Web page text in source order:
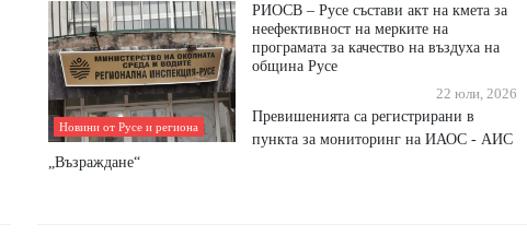
Новини от Русе и региона
РИОСВ – Русе състави акт на кмета за
неефективност на мерките на
програмата за качество на въздуха на
община Русе
22 юли, 2026
Превишенията са регистрирани в
пункта за мониторинг на ИАОС - АИС
„Възраждане“